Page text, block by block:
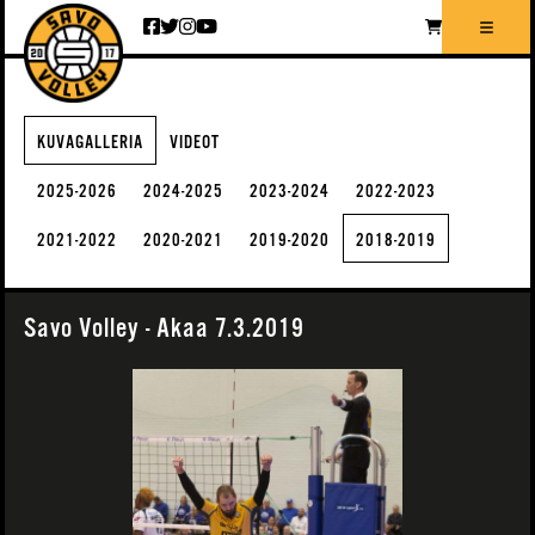
Siirry sisältöön
KUVAGALLERIA VIDEOT
2025-2026 2024-2025 2023-2024 2022-2023
2021-2022 2020-2021 2019-2020 2018-2019
Savo Volley - Akaa 7.3.2019